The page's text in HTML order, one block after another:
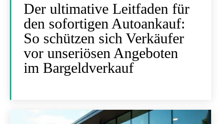
Der ultimative Leitfaden für
den sofortigen Autoankauf:
So schützen sich Verkäufer
vor unseriösen Angeboten
im Bargeldverkauf